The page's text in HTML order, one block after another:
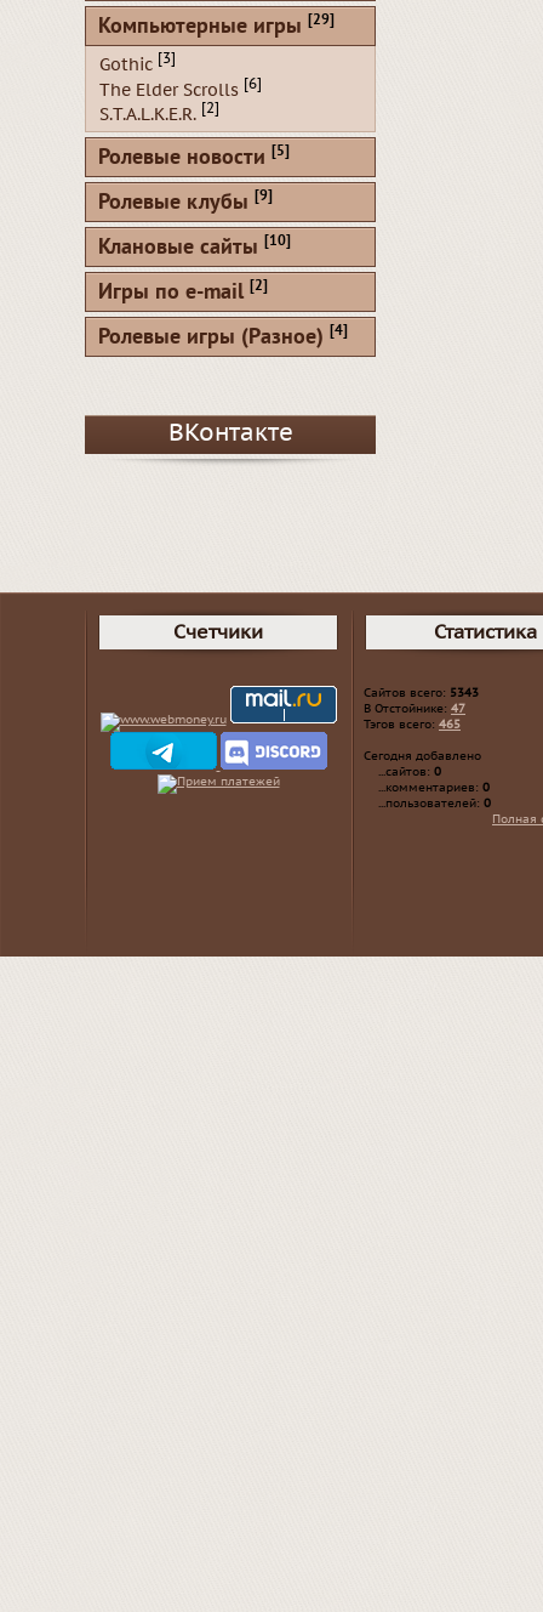
Компьютерные игры [29]
Gothic [3]
The Elder Scrolls [6]
S.T.A.L.K.E.R. [2]
Ролевые новости [5]
Ролевые клубы [9]
Клановые сайты [10]
Игры по e-mail [2]
Ролевые игры (Разное) [4]
ВКонтакте
Счетчики Статистика
Сайтов всего: 5343
В Отстойнике: 47
Тэгов всего: 465
Сегодня добавлено
...сайтов: 0
...комментариев: 0
...пользователей: 0
Полная